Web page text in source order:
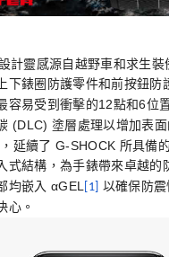
計靈感源自越野車和求生裝
上下錶圈防護零件和前按鈕防
容易受到衝擊的12點和6位
(DLC) 塗層處理以增加表面
延續了 G-SHOCK 所具備
式結構，為手錶帶來卓越的
均嵌入 αGEL [1] 以確保防
心。